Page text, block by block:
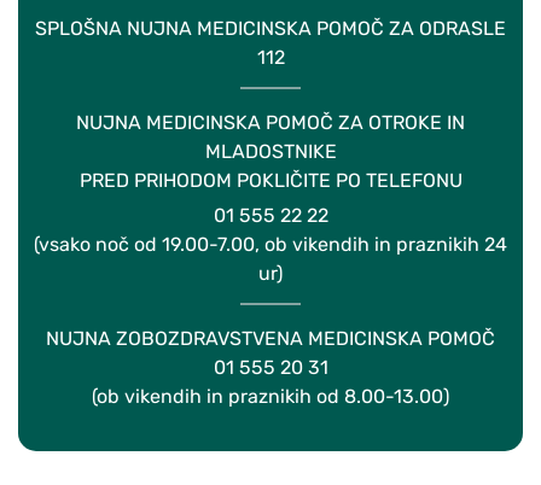
SPLOŠNA NUJNA MEDICINSKA POMOČ ZA ODRASLE
112
NUJNA MEDICINSKA POMOČ ZA OTROKE IN
MLADOSTNIKE
PRED PRIHODOM POKLIČITE PO TELEFONU
01 555 22 22
(vsako noč od 19.00-7.00, ob vikendih in praznikih 24
ur)
NUJNA ZOBOZDRAVSTVENA MEDICINSKA POMOČ
01 555 20 31
(ob vikendih in praznikih od 8.00-13.00)